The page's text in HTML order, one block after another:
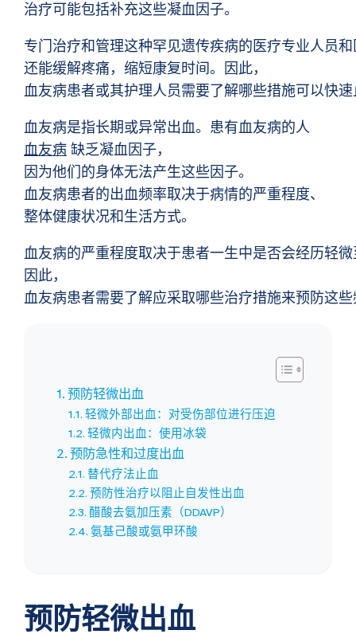
治疗可能包括补充这些凝血因子。
专门治疗和管理这种罕见遗传疾病的医疗专业人员
还能缓解疼痛，缩短康复时间。因此，
血友病患者或其护理人员需要了解哪些措施可以快
血友病是指长期或异常出血。患有血友病的人
血友病 缺乏凝血因子，
因为他们的身体无法产生这些因子。
血友病患者的出血频率取决于病情的严重程度、
整体健康状况和生活方式。
血友病的严重程度取决于患者一生中是否会经历轻
因此，
血友病患者需要了解应采取哪些治疗措施来预防这
预防轻微出血
轻微外部出血：对受伤部位进行压迫
轻微内出血：使用冰袋
预防急性和过度出血
替代疗法止血
预防性治疗以阻止自发性出血
醋酸去氨加压素（DDAVP）
氨基己酸或氨甲环酸
预防轻微出血